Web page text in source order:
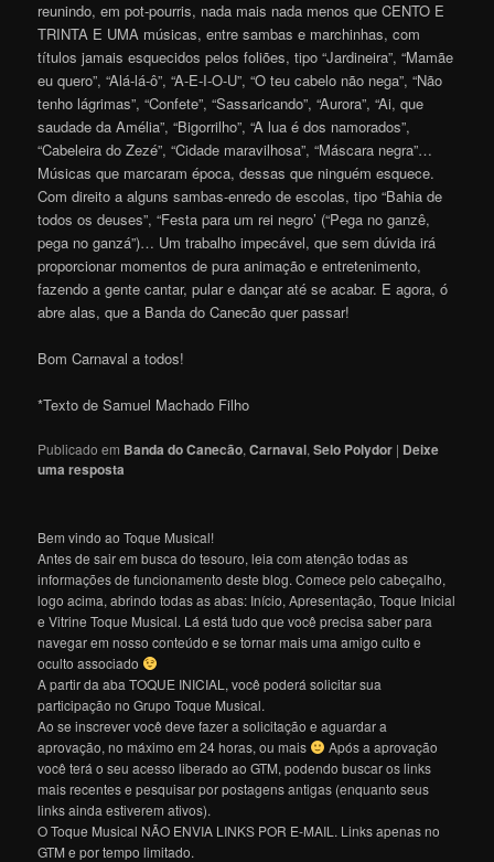
reunindo, em pot-pourris, nada mais nada menos que CENTO E
TRINTA E UMA músicas, entre sambas e marchinhas, com
títulos jamais esquecidos pelos foliões, tipo “Jardineira”, “Mamãe
eu quero”, “Alá-lá-ô”, “A-E-I-O-U”, “O teu cabelo não nega”, “Não
tenho lágrimas”, “Confete”, “Sassaricando”, “Aurora”, “Ai, que
saudade da Amélia”, “Bigorrilho”, “A lua é dos namorados”,
“Cabeleira do Zezé”, “Cidade maravilhosa”, “Máscara negra”…
Músicas que marcaram época, dessas que ninguém esquece.
Com direito a alguns sambas-enredo de escolas, tipo “Bahia de
todos os deuses”, “Festa para um rei negro’ (“Pega no ganzê,
pega no ganzá”)… Um trabalho impecável, que sem dúvida irá
proporcionar momentos de pura animação e entretenimento,
fazendo a gente cantar, pular e dançar até se acabar. E agora, ó
abre alas, que a Banda do Canecão quer passar!
Bom Carnaval a todos!
*Texto de Samuel Machado Filho
Publicado em Banda do Canecão,Carnaval,Selo Polydor | Deixe
uma resposta
Bem vindo ao Toque Musical!
Antes de sair em busca do tesouro, leia com atenção todas as
informações de funcionamento deste blog. Comece pelo cabeçalho,
logo acima, abrindo todas as abas: Início, Apresentação, Toque Inicial
e Vitrine Toque Musical. Lá está tudo que você precisa saber para
navegar em nosso conteúdo e se tornar mais uma amigo culto e
oculto associado
A partir da aba TOQUE INICIAL, você poderá solicitar sua
participação no Grupo Toque Musical.
Ao se inscrever você deve fazer a solicitação e aguardar a
aprovação, no máximo em 24 horas, ou mais
Após a aprovação
você terá o seu acesso liberado ao GTM, podendo buscar os links
mais recentes e pesquisar por postagens antigas (enquanto seus
links ainda estiverem ativos).
O Toque Musical NÃO ENVIA LINKS POR E-MAIL. Links apenas no
GTM e por tempo limitado.